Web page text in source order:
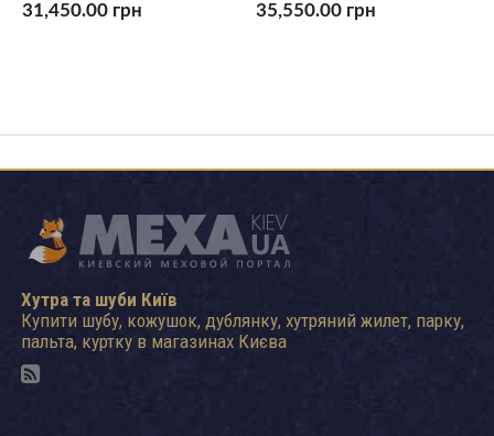
31,450.00 грн 35,550.00 грн
Хутра та шуби Київ
Купити шубу, кожушок, дублянку, хутряний жилет, парку,
пальта, куртку в магазинах Києва